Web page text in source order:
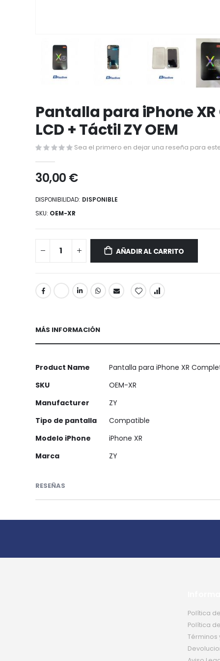
al
comienzo
de
galería
de
imágenes
Pantalla para iPhone
LCD + Táctil ZY OEM
Sea el primero en dejar una reseña para
30,00 €
DISPONIBILIDAD: DISPONIBLE
SKU OEM-XR
AÑADIR AL CARRITO
MÁS INFORMACIÓN
Más
Product Name
Pantalla para iPhone XR
SKU
OEM-XR
Manufacturer
ZY
Tipo de pantalla
Compatible
Modelo iPhone
iPhone XR
Marca
ZY
RESEÑAS
Política
Política
Términos